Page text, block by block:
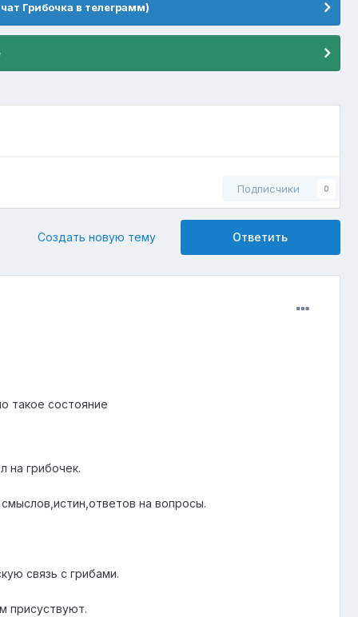
Грибочка в телеграмм)
Подписчики 0
Ответить
Создать новую тему
такое состояние
на грибочек.
на вопросы.
связь с грибами.
присуствуют.